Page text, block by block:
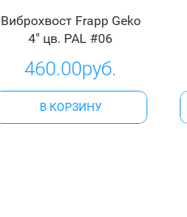
Виброхвост Frapp Geko
4" цв. PAL #06
460.00руб.
В КОРЗИНУ